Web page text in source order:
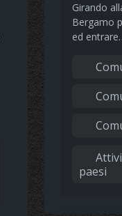
Girando
Bergamo
ed
paesi